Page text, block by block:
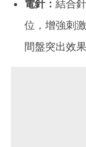
電針： 結合
位，增強刺
間盤突出效